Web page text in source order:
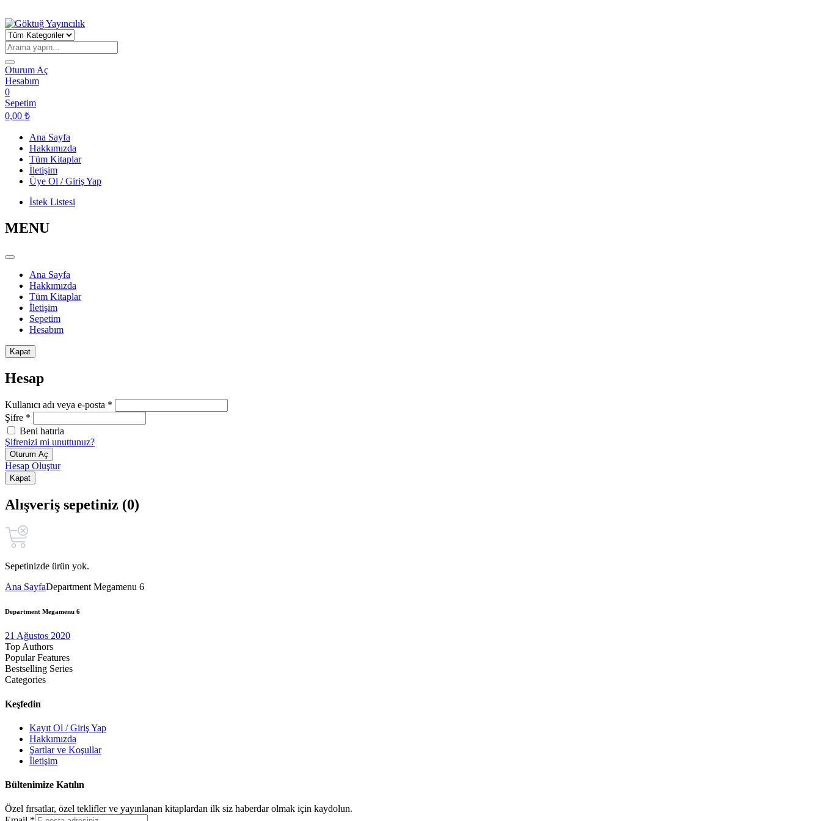
Oturum Aç
Hesabım
0
Sepetim
0,00 ₺
Ana Sayfa
Hakkımızda
Tüm Kitaplar
İletişim
Üye Ol / Giriş Yap
İstek Listesi
MENU
Ana Sayfa
Hakkımızda
Tüm Kitaplar
İletişim
Sepetim
Hesabım
Kapat
Hesap
Kullanıcı adı veya e-posta *
Şifre *
Beni hatırla
Şifrenizi mi unuttunuz?
Oturum Aç
Hesap Oluştur
Kapat
Alışveriş sepetiniz (0)
Sepetinizde ürün yok.
Ana SayfaDepartment Megamenu 6
Department Megamenu 6
21 Ağustos 2020
Top Authors
Popular Features
Bestselling Series
Categories
Keşfedin
Kayıt Ol / Giriş Yap
Hakkımızda
Şartlar ve Koşullar
İletişim
Bültenimize Katılın
Özel fırsatlar, özel teklifler ve yayınlanan kitaplardan ilk siz haberdar olmak için kaydolun.